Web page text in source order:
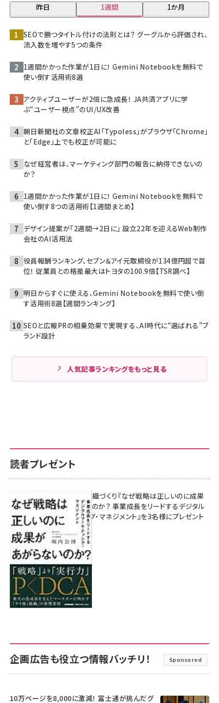
企画広告も役立つ情報バッチリ！ Sponsored
10万ページを8,000に激減！ 富士通が挑んだグ
昨日 1週間 1か月
SEOで勝つタイトル付けの法則とは？ グーグルから評価され、
流入数を増やす5つの条件
1週間かかった作業が1日に！ Gemini Notebookを無料で
使い倒す活用術8選
アクティブユーザーが2倍に急成長！ JA共済アプリに学
ぶ“ユーザー視点”のUI/UX改善
朝日新聞社の文章校正AI「Typoless」がブラウザ「Chrome」
と「Edge」上でも校正が可能に
なぜ経営者は、マーケティング部門の報告に納得できないの
か？
1週間かかった作業が1日に！ Gemini Notebookを無料で
使い倒す8つの活用術【1週間まとめ】
デザイン提案が「2週間→2日に」 設立22年を迎えるWeb制作
会社のAI活用法
役員報酬ランキング、セブン＆アイ元取締役が134億円超で首
位！ 従業員との格差最大はトヨタの100.9倍【TSR調べ】
明日からすぐに使える、Gemini Notebookを無料で使い倒
す活用術8選【週間ランキング】
SEOと広報PRの相乗効果で実現する、AI時代に“選ばれる”ブ
ランド設計
人気記事ランキングをもっと見る
読者プレゼント
成果を生む組織づくり『なぜ戦略は正しいのに成果
があがらないのか？ 事業成長をリードするデジタル
マーケティング・マネジメント』を3名様にプレゼント
8月7日 10:00